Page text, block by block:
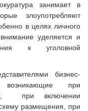
занимает в
злоупотребляют
в целях личного
уделяется и
к уголовной
бизнес-
возникающие при
при включении
размещения, при